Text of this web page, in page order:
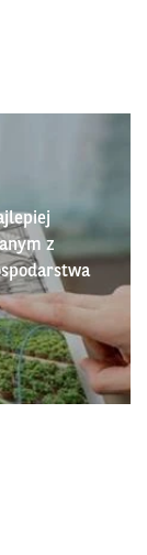
z